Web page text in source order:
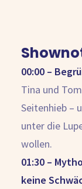
00:00 –
Tina und
Seitenhieb –
unter die
wollen.
01:30 –
keine